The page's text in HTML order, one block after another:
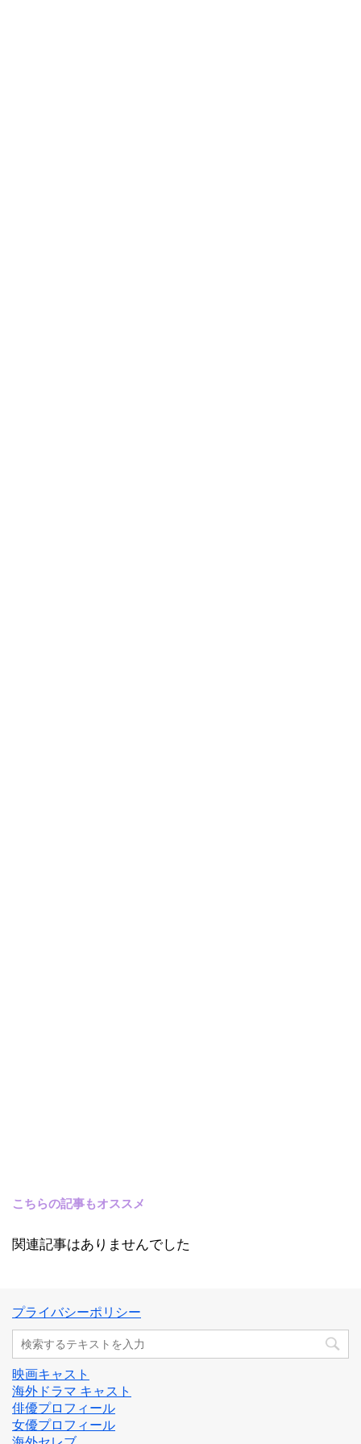
こちらの記事もオススメ
関連記事はありませんでした
プライバシーポリシー
映画キャスト
海外ドラマ キャスト
俳優プロフィール
女優プロフィール